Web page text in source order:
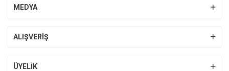
Ürün resmi kalitesiz, bozuk veya görüntülenemiyor.
Ürün bilgilerinde hatalar bulunuyor.
MEDYA
ALIŞVERİŞ
ÜYELİK